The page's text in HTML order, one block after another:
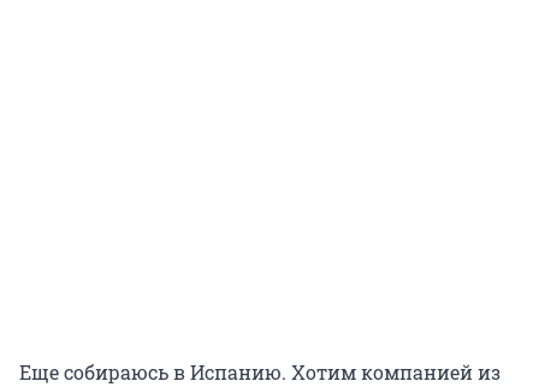
Еще собираюсь в Испанию. Хотим компанией из